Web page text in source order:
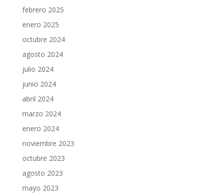
febrero 2025
enero 2025
octubre 2024
agosto 2024
julio 2024
junio 2024
abril 2024
marzo 2024
enero 2024
noviembre 2023
octubre 2023
agosto 2023
mayo 2023